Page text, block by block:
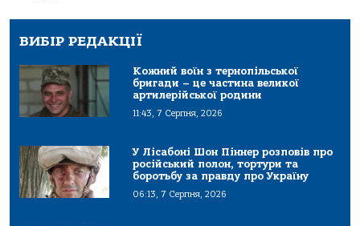
ВИБІР РЕДАКЦІЇ
Кожний воїн з тернопільської
бригади – це частина великої
артилерійської родини
11:43, 7 Серпня, 2026
У Лісабоні Шон Піннер розповів про
російський полон, тортури та
боротьбу за правду про Україну
06:13, 7 Серпня, 2026